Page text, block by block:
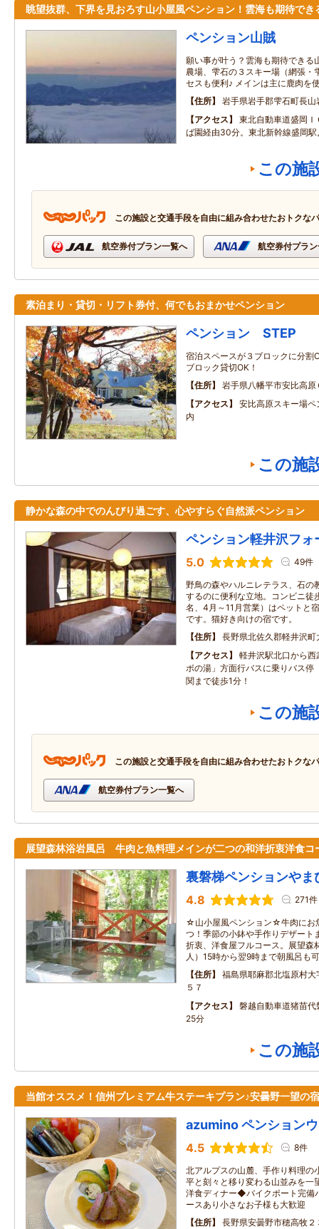
眺望抜群、下界を見おろす山小屋風ペンション！雲海も期待でき
ペンション山賊
願い事が叶う？雲海も期待できる
農場、雫石の３スキー場（網張・
セスも便利♪ メインは主に鹿肉を
住所
岩手県岩手郡雫石町長
アクセス
東北自動車道盛岡
ば園経由30分。東北新幹線盛岡
この施
この施設と交通手段を自由に組み合わせたおトクな
航空券付プラン一覧へ 航空券付プラ
素泊まり・貸切・リフト券付、何でもおまかせペンション
ペンション STEP
宿泊スペースが３ブロックに分
ブロック貸切OK！
住所
岩手県八幡平市安比高原
アクセス
安比高原スキー場
内
この施
静かな森の中でのんびり過ごす、心やすらぐ自然派ペンション
ペンション軽井沢フォ
5.0 49件
野鳥の森やハルニレテラス、石の
するのに便利な立地。コンビニ徒
名、4月～11月営業）はペットと
です。猫好き向けの宿です。
住所
長野県北佐久郡軽井沢
アクセス
軽井沢駅北口から
ボの湯」方面行バスに乗りバス停
関まで徒歩1分！
この施
この施設と交通手段を自由に組み合わせたおトクな
航空券付プラン一覧へ
展望森林浴岩風呂 牛肉と魚料理メインが二つの和洋折衷洋食コ
裏磐梯ペンションやま
4.8 271件
☆山小屋風ペンション☆牛肉にお
つ！季節の小鉢や手作りデザート
折衷、洋食屋フルコース。展望森
人）15時から翌9時まで朝風呂も可
住所
福島県耶麻郡北塩原村
５７
アクセス
磐越自動車道猪苗
25分
この施
当館オススメ！信州プレミアム牛ステーキプラン♪安曇野一望の宿
azumino ペンション
4.5 8件
北アルプスの山麓、手作り料理
平と刻々と移り変わる山並みを
洋食ディナー◆バイクポート完
ースあり小さなお子様も大歓迎
住所
長野県安曇野市穂高牧２